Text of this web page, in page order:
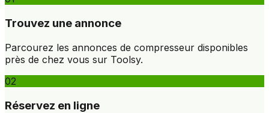
Trouvez une annonce
Parcourez les annonces de compresseur disponibles
près de chez vous sur Toolsy.
02
Réservez en ligne